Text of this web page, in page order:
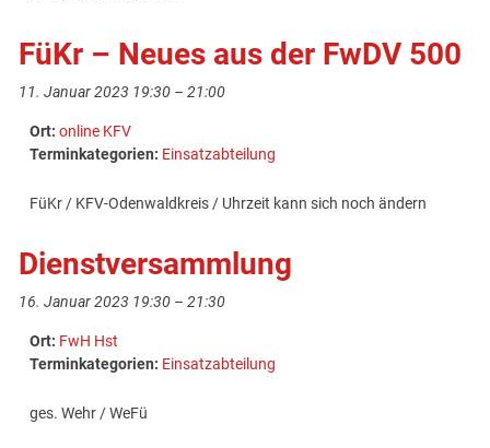
FüKr – Neues aus der FwDV 500
11. Januar 2023 19:30 –21:00
Ort: online KFV
Terminkategorien: Einsatzabteilung
FüKr / KFV-Odenwaldkreis / Uhrzeit kann sich noch ändern
Dienstversammlung
16. Januar 2023 19:30 –21:30
Ort: FwH Hst
Terminkategorien: Einsatzabteilung
ges. Wehr / WeFü